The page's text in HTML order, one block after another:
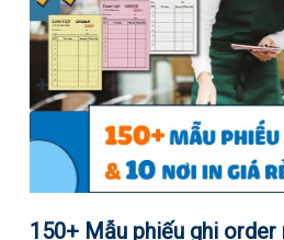
150+ Mẫu phiếu ghi order